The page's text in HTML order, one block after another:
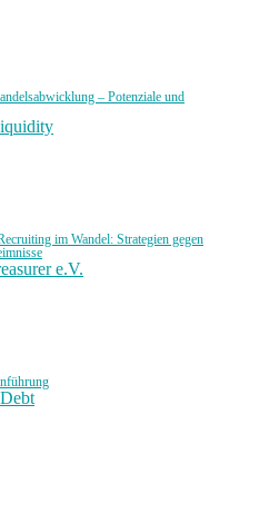
– Potenziale und
im Wandel: Strategien gegen
e.V.